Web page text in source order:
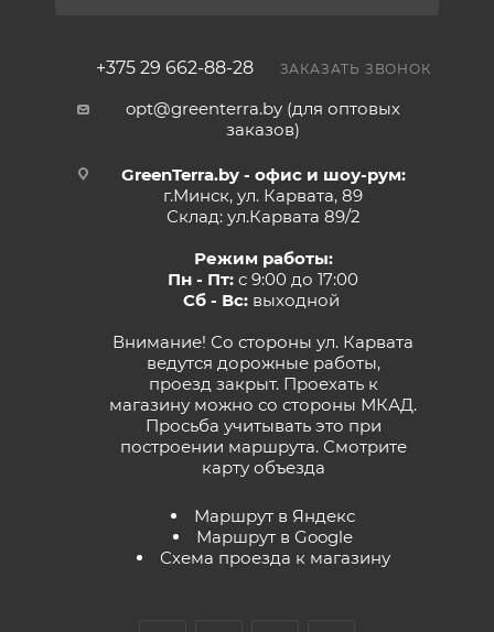
+375 29 662-88-28 ЗАКАЗАТЬ ЗВОНОК
opt@greenterra.by (для оптовых
заказов)
GreenTerra.by - офис и шоу-рум:
г.Минск, ул. Карвата, 89
Склад: ул.Карвата 89/2
Режим работы:
Пн - Пт: с 9:00 до 17:00
Сб - Вс:выходной
Внимание! Со стороны ул. Карвата
ведутся дорожные работы,
проезд закрыт. Проехать к
магазину можно со стороны МКАД.
Просьба учитывать это при
построении маршрута. Смотрите
карту объезда
Маршрут в Яндекс
Маршрут в Google
Схема проезда к магазину